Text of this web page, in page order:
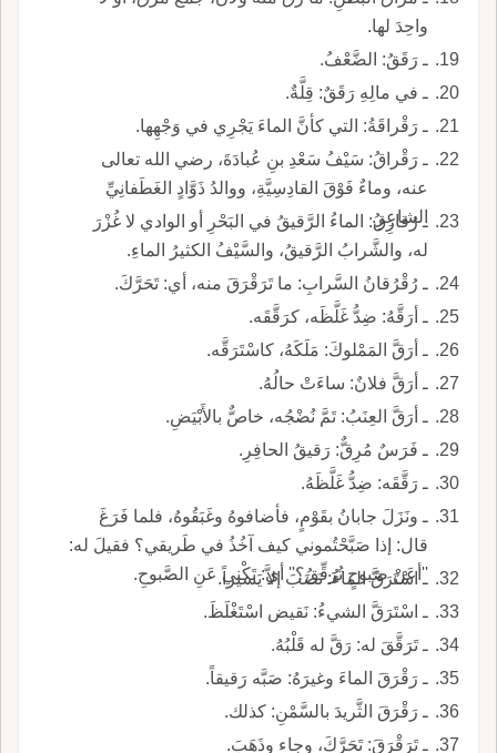
واحِدَ لها.
ـ رَقَقُ: الضَّعْفُ.
ـ في مالِهِ رَقَقٌ: قِلَّةٌ.
ـ رَقْراقَةُ: التي كأنَّ الماءَ يَجْرِي في وَجْهِها.
ـ رَقْراقُ: سَيْفُ سَعْدِ بنِ عُبادَةَ، رضي الله تعالى
عنه، وماءٌ فَوْقَ القادِسِيَّةِ، ووالدُ ذَوَّادٍ الغَطَفانِيِّ
الشاعِرِ.
ـ رُقارِقُ: الماءُ الرَّقيقُ في البَحْرِ أو الوادي لا غُزْرَ
له، والشَّرابُ الرَّقيقُ، والسَّيْفُ الكثيرُ الماءِ.
ـ رُقْرُقانُ السَّرابِ: ما تَرَقْرَقَ منه، أي: تَحَرَّكَ.
ـ أرَقَّهُ: ضِدُّ غَلَّظَه، كرَقَّقَه.
ـ أرَقَّ المَمْلوكَ: مَلَكَهُ، كاسْتَرَقَّه.
ـ أرَقَّ فلانٌ: ساءَتْ حالُهُ.
ـ أرَقَّ العِنَبُ: تَمَّ نُضْجُه، خاصٌّ بالأَبْيَضِ.
ـ فَرَسٌ مُرِقٌّ: رَقيقُ الحافِرِ.
ـ رَقَّقَه: ضِدُّ غَلَّظَهُ.
ـ ونَزَلَ جابانُ بقَوْمٍ، فأضافوهُ وغَبَقُوهُ، فلما فَرَغَ
قال: إذا صَبَّحْتُموني كيف آخُذُ في طَريقي؟ فقيلَ له:
''أعَنْ صَبوحٍ تُرَقِّقُ؟'' أي: تَكْني عَنِ الصَّبوحِ.
ـ اسْتَرَقَّ الماءُ: نَضَبَ إلاَّ يَسيراً.
ـ اسْتَرَقَّ الشيءُ: نَقيض اسْتَغْلَظَ.
ـ تَرَقَّقَ له: رَقَّ له قَلْبُهُ.
ـ رَقْرَقَ الماءَ وغيرَهُ: صَبَّه رَقيقاً.
ـ رَقْرَقَ الثَّريدَ بالسَّمْنِ: كذلك.
ـ تَرَقْرَقَ: تَحَرَّكَ، وجاء وذَهَبَ.